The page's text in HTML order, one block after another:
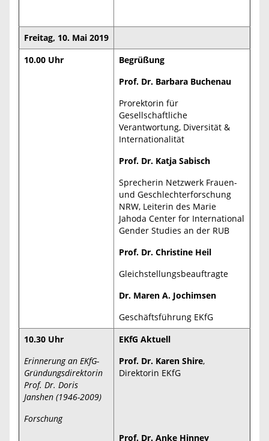
Freitag, 10. Mai 2019
10.00 Uhr
Begrüßung
Prof. Dr. Barbara Buchenau
Prorektorin für
Gesellschaftliche
Verantwortung, Diversität &
Internationalität
Prof. Dr. Katja Sabisch
Sprecherin Netzwerk Frauen-
und Geschlechterforschung
NRW, Leiterin des Marie
Jahoda Center for International
Gender Studies an der RUB
Prof. Dr. Christine Heil
Gleichstellungsbeauftragte
Dr. Maren A. Jochimsen
Geschäftsführung EKfG
10.30 Uhr
Erinnerung an EKfG-
Gründungsdirektorin
Prof. Dr. Doris
Janshen (1946-2009)
Forschung
EKfG Aktuell
Prof. Dr. Karen Shire,
Direktorin EKfG
Prof. Dr. Anke Hinney